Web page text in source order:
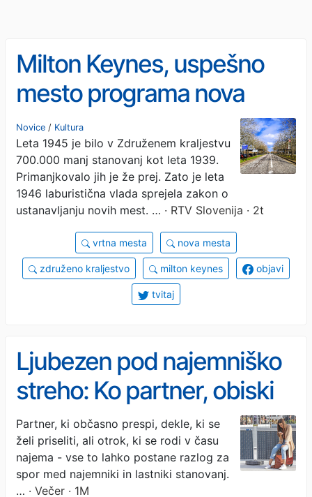
Milton Keynes, uspešno
mesto programa nova
britanska mesta, a kje so
ljudje?
Novice / Kultura
Leta 1945 je bilo v Združenem kraljestvu
700.000 manj stanovanj kot leta 1939.
Primanjkovalo jih je že prej. Zato je leta
1946 laburistična vlada sprejela zakon o
ustanavljanju novih mest. … · RTV Slovenija · 2t
vrtna mesta nova mesta
združeno kraljestvo milton keynes objavi
tvitaj
Ljubezen pod najemniško
streho: Ko partner, obiski
in celo otrok postanejo
razlog za spor z
najemodajalcem
Partner, ki občasno prespi, dekle, ki se
želi priseliti, ali otrok, ki se rodi v času
najema - vse to lahko postane razlog za
spor med najemniki in lastniki stanovanj.
… · Večer · 1M